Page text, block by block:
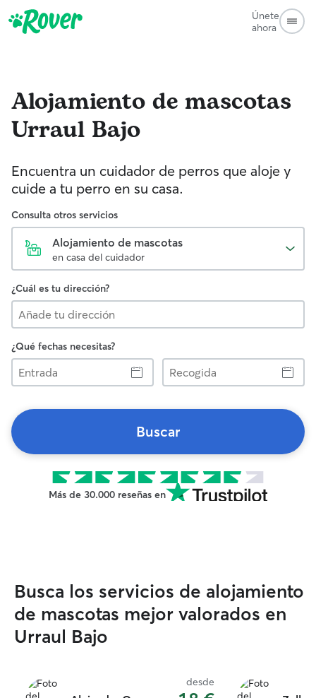
Únete
ahora
Alojamiento de mascotas
Urraul Bajo
Encuentra un cuidador de perros que aloje y
cuide a tu perro en su casa.
Consulta otros servicios
Alojamiento de mascotas
en casa del cuidador
¿Cuál es tu dirección?
¿Qué fechas necesitas?
Entrada
Recogida
Buscar
Más de 30.000 reseñas en
Busca los servicios de alojamiento
de mascotas mejor valorados en
Urraul Bajo
desde